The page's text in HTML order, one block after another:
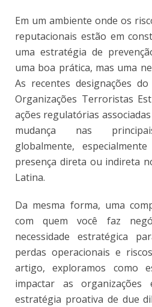
Em um ambiente onde os
reputacionais estão em
uma estratégia de
uma boa prática, mas uma
As recentes designações
Organizações Terroristas
ações regulatórias
mudança nas
globalmente,
presença direta ou indireta
Latina.
Da mesma forma, uma
com quem você faz
necessidade estratégica
perdas operacionais e
artigo, exploramos como
impactar as
estratégia proativa de due